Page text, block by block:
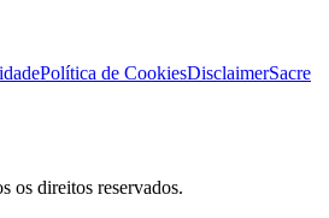
Política de CookiesDisclaimerSacre
os direitos reservados.